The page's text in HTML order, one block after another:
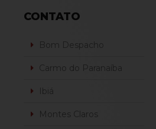
CONTATO
Bom Despacho
Carmo do Paranaíba
Ibiá
Montes Claros